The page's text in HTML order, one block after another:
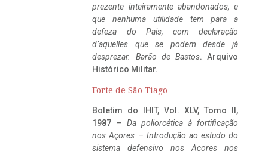
prezente inteiramente abandonados, e
que nenhuma utilidade tem para a
defeza do Pais, com declaração
d’aquelles que se podem desde já
desprezar. Barão de Bastos. Arquivo
Histórico Militar.
Forte de São Tiago
Boletim do IHIT, Vol. XLV, Tomo II,
1987 – Da poliorcética à fortificação
nos Açores – Introdução ao estudo do
sistema defensivo nos Açores nos